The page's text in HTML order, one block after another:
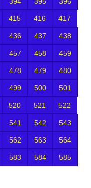
415 416 417
436 437 438
457 458 459
478 479 480
499 500 501
520 521 522
541 542 543
562 563 564
583 584 585